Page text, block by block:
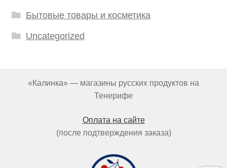
Бытовые товары и косметика
Uncategorized
«Калинка» — магазины русских продуктов на
Тенерифе
Оплата на сайте
(после подтверждения заказа)